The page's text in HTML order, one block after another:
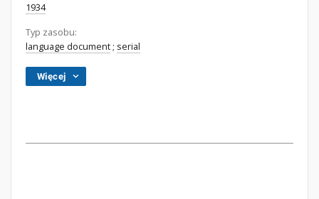
1934
Typ zasobu:
language document ; serial
Więcej